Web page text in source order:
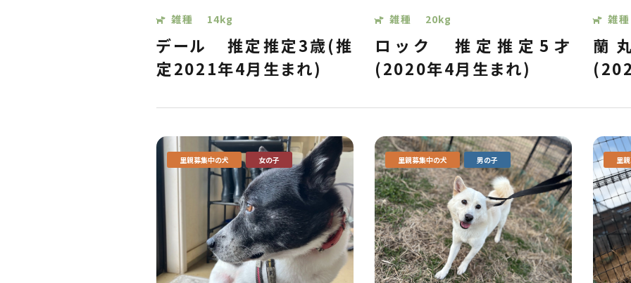
雑種 14kg
デール
推定推定3歳(推
定2021年4月生まれ)
雑種 20kg
ロック
推定推定5才
(2020年4月生まれ)
雑種
蘭
里親募集中の犬 女の子 里親募集中の犬 男の子 里